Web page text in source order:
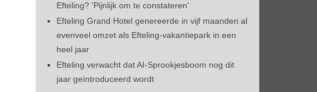
Efteling? 'Pijnlijk om te constateren'
Efteling Grand Hotel genereerde in vijf maanden al
evenveel omzet als Efteling-vakantiepark in een
heel jaar
Efteling verwacht dat AI-Sprookjesboom nog dit
jaar geïntroduceerd wordt